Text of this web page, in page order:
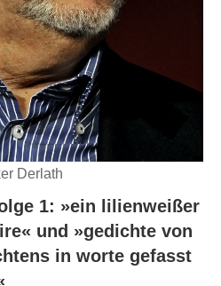
Derlath
1: »ein lilienweißer
und »gedichte von
in worte gefasst